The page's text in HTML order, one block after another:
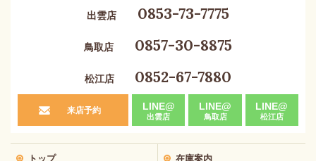
出雲店 0853-73-7775
鳥取店 0857-30-8875
松江店 0852-67-7880
来店予約 LINE@
出雲店
LINE@
鳥取店
LINE@
松江店
トップ 在庫案内